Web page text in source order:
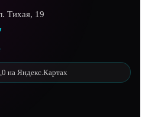
Тихая, 19
на Яндекс.Картах